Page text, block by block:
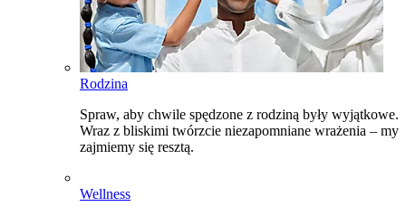
Rodzina
Spraw, aby chwile spędzone z rodziną były wyjątkowe.
Wraz z bliskimi twórzcie niezapomniane wrażenia – my
zajmiemy się resztą.
Wellness